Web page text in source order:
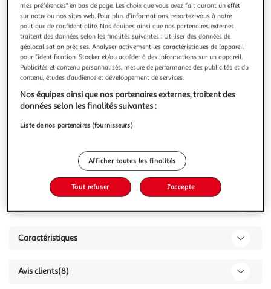
4.4 (8)
COSMIA
Gel douche mûre et grenade
Éveillez vos sens avec le Gel Douche Cosmia au parfum
envoûtant de mûre et de grenade, pour une expérience
fruitée.Parfum Fruité:Plongez dans un univers de fraîcheur
et de gourmandise grâce à ce gel douche qui nettoie votre
peau tout en la parfumant délicatement d'une fragrance
En savoir +
250ml
Vous voulez connaître le prix de ce produit ?
Caractéristiques
Avis clients(8)
mes préférences" en bas de page. Les choix que vous avez fait auront un effet
sur notre ou nos sites web. Pour plus d’informations, reportez-vous à notre
politique de confidentialité. Nos équipes ainsi que nos partenaires externes
traitent des données selon les finalités suivantes : Utiliser des données de
géolocalisation précises. Analyser activement les caractéristiques de l’appareil
pour l’identification. Stocker et/ou accéder à des informations sur un appareil.
Publicités et contenu personnalisés, mesure de performance des publicités et du
contenu, études d’audience et développement de services.
Nos équipes ainsi que nos partenaires externes, traitent des
données selon les finalités suivantes :
Liste de nos partenaires (fournisseurs)
Afficher toutes les finalités
Tout refuser J'accepte